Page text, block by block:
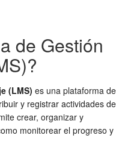
de Gestión
(LMS) es una plataforma de
y registrar actividades de
crear, organizar y
monitorear el progreso y